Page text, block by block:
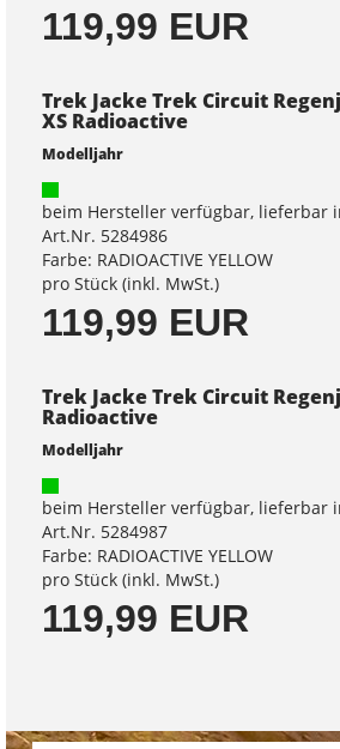
119,99 EUR
Trek Jacke Trek Circuit
XS Radioactive
Modelljahr
beim Hersteller verfügbar, lieferbar
Art.Nr. 5284986
Farbe: RADIOACTIVE YELLOW
pro Stück (inkl. MwSt.)
119,99 EUR
Trek Jacke Trek Circuit
Radioactive
Modelljahr
beim Hersteller verfügbar, lieferbar
Art.Nr. 5284987
Farbe: RADIOACTIVE YELLOW
pro Stück (inkl. MwSt.)
119,99 EUR